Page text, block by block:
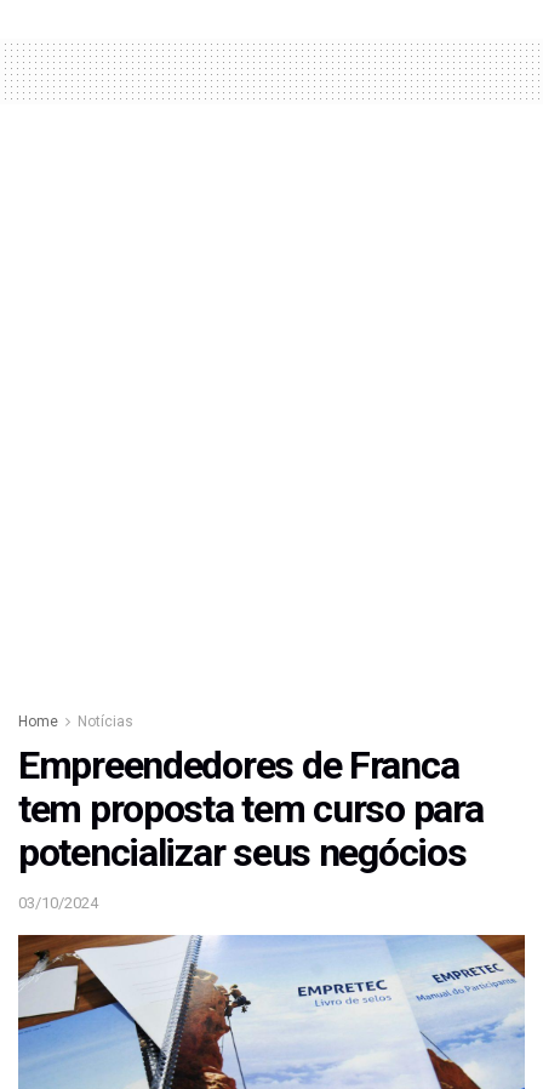
Home Notícias
Empreendedores de Franca
tem proposta tem curso para
potencializar seus negócios
03/10/2024